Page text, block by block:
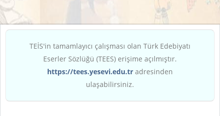
TEİS'in tamamlayıcı çalışması olan Türk Edebiyatı
Eserler Sözlüğü (TEES) erişime açılmıştır.
https://tees.yesevi.edu.tr adresinden
ulaşabilirsiniz.